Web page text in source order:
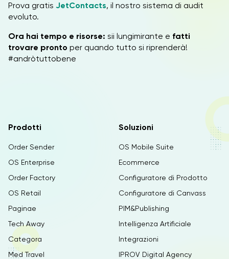
Prova gratis JetContacts, il nostro sistema di audit
evoluto.
Ora hai tempo e risorse: sii lungimirante e fatti
trovare pronto per quando tutto si riprenderà!
#andròtuttobene
Prodotti
Order Sender
OS Enterprise
Order Factory
OS Retail
Paginae
Tech Away
Categora
Med Travel
Soluzioni
OS Mobile Suite
Ecommerce
Configuratore di Prodotto
Configuratore di Canvass
PIM&Publishing
Intelligenza Artificiale
Integrazioni
IPROV Digital Agency